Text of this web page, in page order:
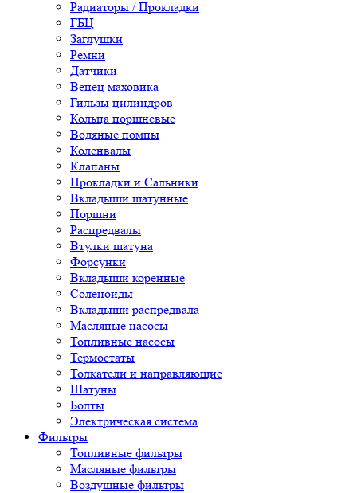
Радиаторы / Прокладки
ГБЦ
Заглушки
Ремни
Датчики
Венец маховика
Гильзы цилиндров
Кольца поршневые
Водяные помпы
Коленвалы
Клапаны
Прокладки и Сальники
Вкладыши шатунные
Поршни
Распредвалы
Втулки шатуна
Форсунки
Вкладыши коренные
Соленоиды
Вкладыши распредвала
Масляные насосы
Топливные насосы
Термостаты
Толкатели и направляющие
Шатуны
Болты
Электрическая система
Фильтры
Топливные фильтры
Масляные фильтры
Воздушные фильтры